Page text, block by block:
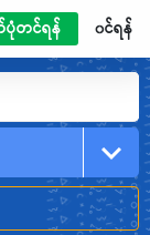
တင်ရန် ၀င်ရန်